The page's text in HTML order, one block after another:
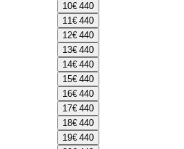
10€ 440
11€ 440
12€ 440
13€ 440
14€ 440
15€ 440
16€ 440
17€ 440
18€ 440
19€ 440